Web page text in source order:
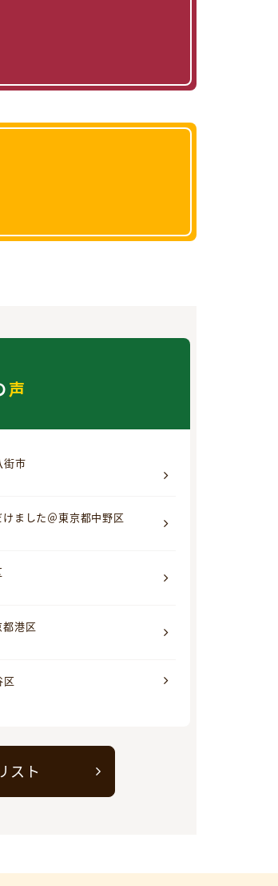
声
街市
ました＠東京都中野区
港区
区
スト